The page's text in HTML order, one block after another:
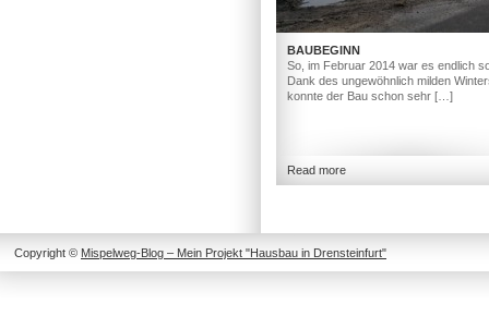
BAUBEGINN
So, im Februar 2014 war es endlich
Dank des ungewöhnlich milden
konnte der Bau schon sehr […]
Read more
Copyright © Mispelweg-Blog – Mein Projekt "Hausbau in Drensteinfurt"